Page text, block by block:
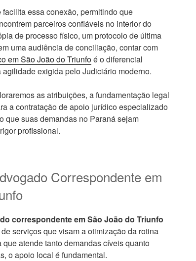
facilita essa conexão, permitindo que
parceiros confiáveis no interior do
de processo físico, um protocolo de última
uma audiência de conciliação, contar com
em São João do Triunfoé o diferencial
exigida pelo Judiciário moderno.
as atribuições, a fundamentação legal
a contratação de apoio jurídico especializado
que suas demandas no Paraná sejam
profissional.
Correspondente em
correspondente em São João do Triunfo
serviços que visam a otimização da rotina
atende tanto demandas cíveis quanto
o apoio local é fundamental.